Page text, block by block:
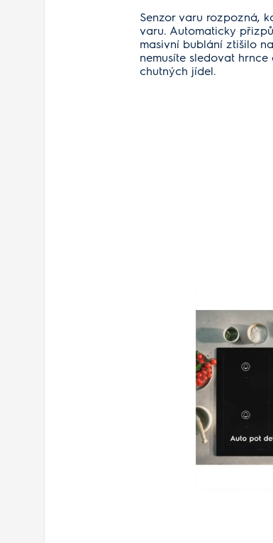
Senzor varu rozpozná,
varu. Automaticky
masivní bublání ztišilo
nemusíte sledovat
chutných jídel.